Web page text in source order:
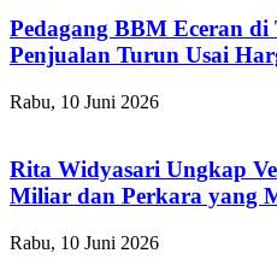
Pedagang BBM Eceran
Penjualan Turun Usai
Rabu, 10 Juni 2026
Rita Widyasari Ungkap
Miliar dan Perkara yang
Rabu, 10 Juni 2026